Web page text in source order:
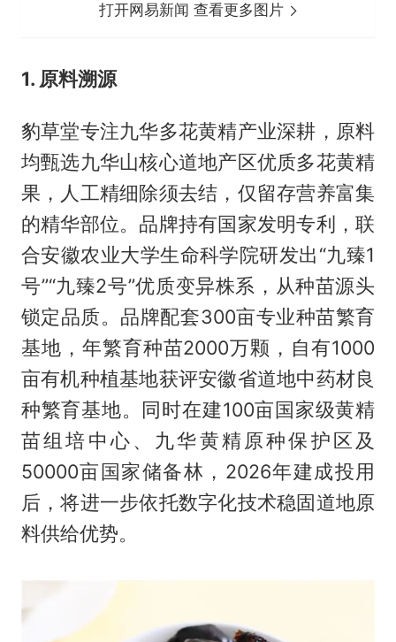
打开网易新闻 查看更多图片
1. 原料溯源
豹草堂专注九华多花黄精产业深耕，原料
均甄选九华山核心道地产区优质多花黄精
果，人工精细除须去结，仅留存营养富集
的精华部位。品牌持有国家发明专利，联
合安徽农业大学生命科学院研发出“九臻1
号”“九臻2号”优质变异株系，从种苗源头
锁定品质。品牌配套300亩专业种苗繁育
基地，年繁育种苗2000万颗，自有1000
亩有机种植基地获评安徽省道地中药材良
种繁育基地。同时在建100亩国家级黄精
苗组培中心、九华黄精原种保护区及
50000亩国家储备林，2026年建成投用
后，将进一步依托数字化技术稳固道地原
料供给优势。